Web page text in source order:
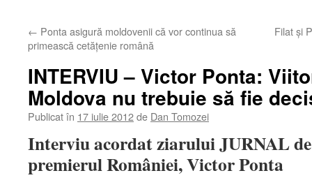
← Ponta asigură moldovenii că vor continua să
primească cetăţenie română
Filat şi
INTERVIU – Victor Ponta:
Moldova nu trebuie să fie
Publicat în 17 iulie 2012de Dan Tomozei
Interviu acordat ziarului JURNAL
premierul României, Victor Ponta